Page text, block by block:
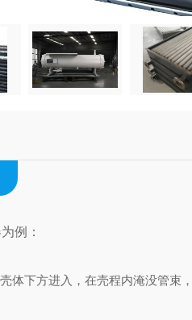
例：
体下方进入，在壳程内淹没管束